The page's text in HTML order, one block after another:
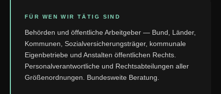
FÜR WEN WIR TÄTIG SIND
Behörden und öffentliche Arbeitgeber — Bund, Länder,
Kommunen, Sozialversicherungsträger, kommunale
Eigenbetriebe und Anstalten öffentlichen Rechts.
Personalverantwortliche und Rechtsabteilungen aller
Größenordnungen. Bundesweite Beratung.